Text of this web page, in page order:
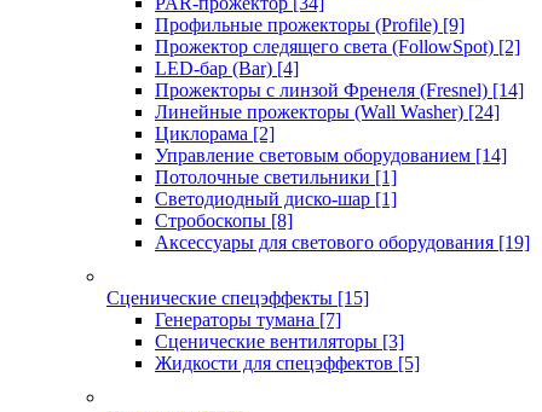
Профильные прожекторы (Profile) [9]
Прожектор следящего света (FollowSpot) [2]
LED-бар (Bar) [4]
Прожекторы с линзой Френеля (Fresnel) [14]
Линейные прожекторы (Wall Washer) [24]
Циклорама [2]
Управление световым оборудованием [14]
Потолочные светильники [1]
Светодиодный диско-шар [1]
Стробоскопы [8]
Аксессуары для светового оборудования [19]
Сценические спецэффекты [15]
Генераторы тумана [7]
Сценические вентиляторы [3]
Жидкости для спецэффектов [5]